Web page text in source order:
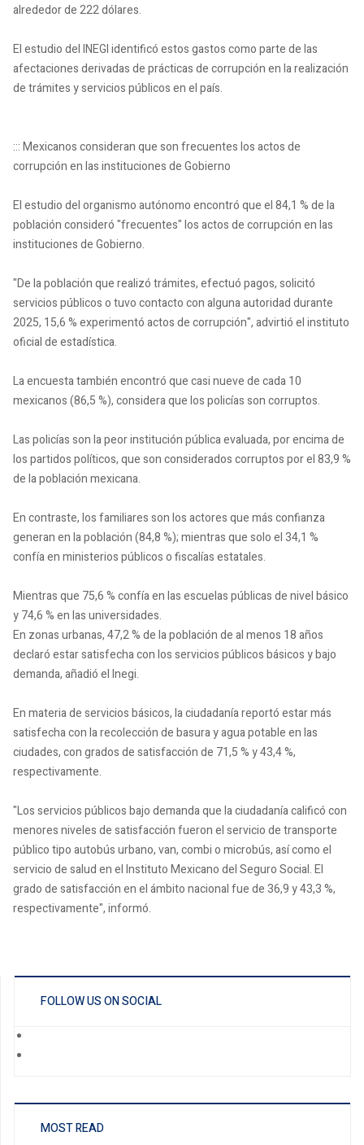
alrededor de 222 dólares.
El estudio del INEGI identificó estos gastos como parte de las
afectaciones derivadas de prácticas de corrupción en la realización
de trámites y servicios públicos en el país.
::: Mexicanos consideran que son frecuentes los actos de
corrupción en las instituciones de Gobierno
El estudio del organismo autónomo encontró que el 84,1 % de la
población consideró "frecuentes" los actos de corrupción en las
instituciones de Gobierno.
"De la población que realizó trámites, efectuó pagos, solicitó
servicios públicos o tuvo contacto con alguna autoridad durante
2025, 15,6 % experimentó actos de corrupción", advirtió el instituto
oficial de estadística.
La encuesta también encontró que casi nueve de cada 10
mexicanos (86,5 %), considera que los policías son corruptos.
Las policías son la peor institución pública evaluada, por encima de
los partidos políticos, que son considerados corruptos por el 83,9 %
de la población mexicana.
En contraste, los familiares son los actores que más confianza
generan en la población (84,8 %); mientras que solo el 34,1 %
confía en ministerios públicos o fiscalías estatales.
Mientras que 75,6 % confía en las escuelas públicas de nivel básico
y 74,6 % en las universidades.
En zonas urbanas, 47,2 % de la población de al menos 18 años
declaró estar satisfecha con los servicios públicos básicos y bajo
demanda, añadió el Inegi.
En materia de servicios básicos, la ciudadanía reportó estar más
satisfecha con la recolección de basura y agua potable en las
ciudades, con grados de satisfacción de 71,5 % y 43,4 %,
respectivamente.
"Los servicios públicos bajo demanda que la ciudadanía calificó con
menores niveles de satisfacción fueron el servicio de transporte
público tipo autobús urbano, van, combi o microbús, así como el
servicio de salud en el Instituto Mexicano del Seguro Social. El
grado de satisfacción en el ámbito nacional fue de 36,9 y 43,3 %,
respectivamente", informó.
FOLLOW US ON SOCIAL
MOST READ